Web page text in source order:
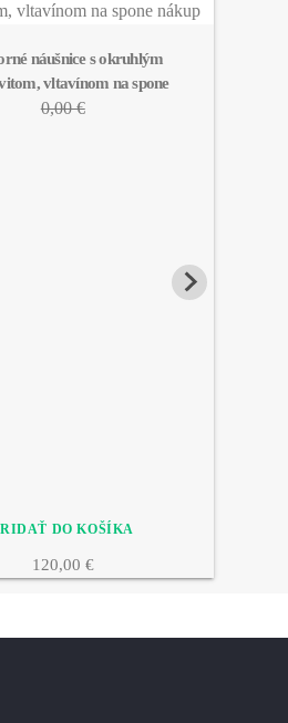
náušnice s okruhlým
vltavínom na spone
0,00 €
120,00 €